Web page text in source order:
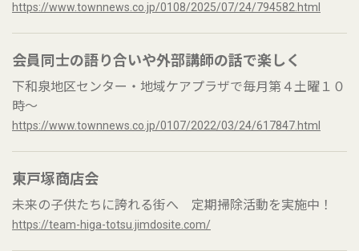
https://www.townnews.co.jp/0108/2025/07/24/794582.html
会員同士の語り合いや外部講師の話で楽しく
下和泉地区センター・地域ケアプラザで毎月第４土曜１０
時～
https://www.townnews.co.jp/0107/2022/03/24/617847.html
東戸塚商店会
未来の子供たちに誇れる街へ 定期掃除活動を実施中！
https://team-higa-totsu.jimdosite.com/